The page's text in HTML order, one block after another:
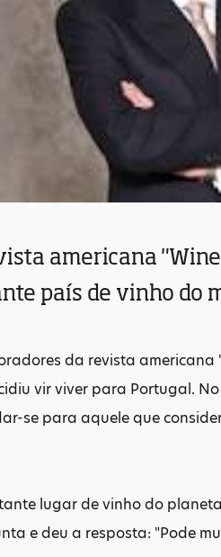
americana
país de vinho do
da revista
vir viver para Portugal.
se para aquele que
lugar de vinho do
e deu a resposta: "Pode